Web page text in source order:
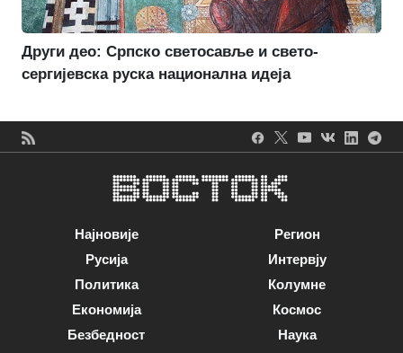
Други део: Српско светосавље и свето-
сергијевска руска национална идеја
Најновије
Русија
Политика
Економија
Безбедност
Регион
Интервју
Колумне
Космос
Наука